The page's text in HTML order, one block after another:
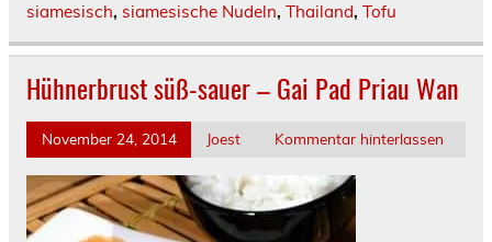
siamesisch, siamesische Nudeln, Thailand, Tofu
Hühnerbrust süß-sauer – Gai Pad Priau Wan
November 24, 2014 Joest Kommentar hinterlassen